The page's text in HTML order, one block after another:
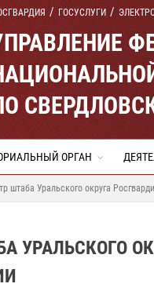
ГОСУСЛУГИ
ОРГАН
штаба Уральского округа
УРАЛЬСКОГО